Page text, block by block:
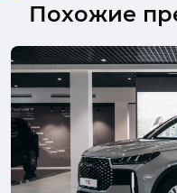
Tank
Volvo
Похожие